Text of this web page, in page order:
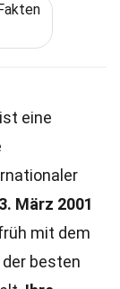
eine
März 2001
mit dem
besten